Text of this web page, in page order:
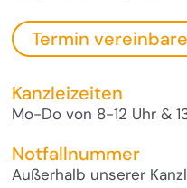
Termin
Kanzleizeiten
Mo-Do von 8-12 Uhr &
Notfallnummer
Außerhalb unserer